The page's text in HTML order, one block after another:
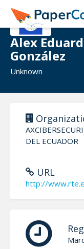
Alex
González
Unknown
DEL ECUADOR
URL
http://